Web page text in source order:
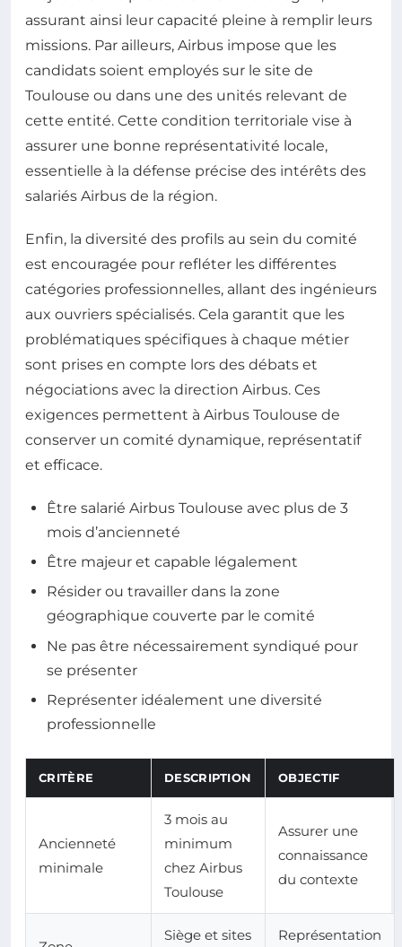
assurant ainsi leur capacité pleine à remplir leurs
missions. Par ailleurs, Airbus impose que les
candidats soient employés sur le site de
Toulouse ou dans une des unités relevant de
cette entité. Cette condition territoriale vise à
assurer une bonne représentativité locale,
essentielle à la défense précise des intérêts des
salariés Airbus de la région.
Enfin, la diversité des profils au sein du comité
est encouragée pour refléter les différentes
catégories professionnelles, allant des ingénieurs
aux ouvriers spécialisés. Cela garantit que les
problématiques spécifiques à chaque métier
sont prises en compte lors des débats et
négociations avec la direction Airbus. Ces
exigences permettent à Airbus Toulouse de
conserver un comité dynamique, représentatif
et efficace.
Être salarié Airbus Toulouse avec plus de 3
mois d’ancienneté
Être majeur et capable légalement
Résider ou travailler dans la zone
géographique couverte par le comité
Ne pas être nécessairement syndiqué pour
se présenter
Représenter idéalement une diversité
professionnelle
CRITÈRE DESCRIPTION OBJECTIF
Ancienneté
minimale
3 mois au
minimum
chez Airbus
Toulouse
Assurer une
connaissance
du contexte
Siège et sites Représentation